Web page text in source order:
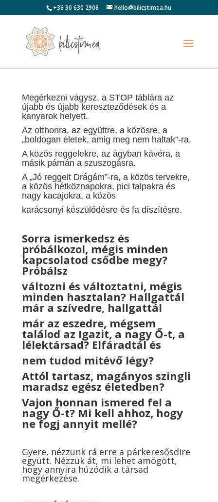
+36 30 630 2908 hello@bilicstimea.hu
Megérkezni vágysz, a STOP táblára az
újabb és újabb kereszteződések és a
kanyarok helyett.
Az otthonra, az együttre, a közösre, a
„boldogan életek, amig meg nem haltak”-ra.
A közös reggelekre, az ágyban kávéra, a
másik párnán a szuszogásra.
A „Jó reggelt Drágám”-ra, a közös tervekre,
a közös hétköznapokra, pici talpakra és
nagy kacajokra, a közös
karácsonyi készülődésre és fa díszítésre.
Sorra ismerkedsz és
próbálkozol, mégis minden
kapcsolatod csődbe megy?
Próbálsz
változni és változtatni, mégis
minden hasztalan? Hallgattál
már a szívedre, hallgattál
már az eszedre, mégsem
találod az Igazit, a nagy Ő-t, a
lélektársad? Elfáradtál és
nem tudod mitévő légy?
Attól tartasz, magányos szingli
maradsz egész életedben?
Vajon honnan ismered fel a
nagy Ő-t? Mi kell ahhoz, hogy
ne fogj annyit mellé?
Gyere, nézzünk rá erre a párkeresősdire
együtt. Nézzük át, mi lehet amögött,
hogy annyira húzódik a társad
megérkezése.